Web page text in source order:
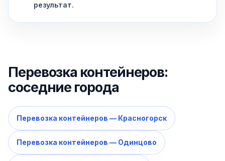
результат.
Перевозка контейнеров:
соседние города
Перевозка контейнеров — Красногорск
Перевозка контейнеров — Одинцово